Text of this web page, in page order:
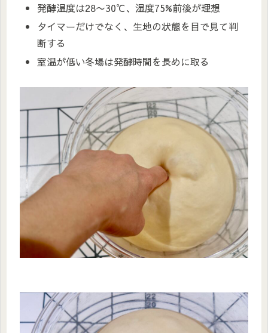
発酵温度は28〜30℃、湿度75%前後が理想
タイマーだけでなく、生地の状態を目で見て判
断する
室温が低い冬場は発酵時間を長めに取る